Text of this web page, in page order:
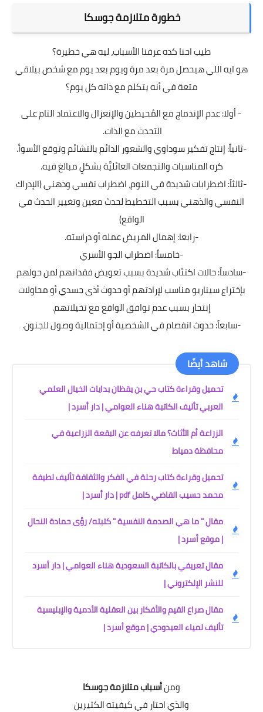
خطورة متلازمة جوسكا
طيب احنا كده عرفنا الأسباب، ليه هي خطيرة؟
هو ايه اللي هيحصل مرة بعد مرة ويوم بعد يوم مع شخص بيلاقي
متعة في أنه يتكلم مع ذاته كل يوم؟
- أولا: عدم الإندماج مع المُحيطين والإنعزال والاعتماد التام على
التحدث مع الذات.
-ثانياً: إنتاج تفكير سوداوي والشعور الدائم بالتشائم وتوقع الأسوأ.
كره المناسبات والتجمعات العائليَّة بشكلٍ مبالغ فيه.
-ثالثاً: اضطرابات شديدة في النوم، اضطراب نفسي وذهني (الإدراك
النفسي والذهني بسبب التخطيط لحدث معين وتغيير الحدث في
الواقع)
-رابعا: إهمال المريض عمله أو دراسته.
-خامساً: اضطراب الجو الأسري
-سادساً: حالات اكتئاب شديدة بسبب تعويض فقدانهم لمن حولهم
بإختراع سيناريو مناسب لإرادتهم أو حدوث أذى جسدي أو محاولات
إنتحار بسبب عدم توافق الواقع مع تخيلاتهم.
-سابعاً: حدوث انفصام في الشخصية أو إحتمالية وصول للجنون.
شاهد أيضًا
تحميل وقراءة كتاب حي بن يقظان بدايات الخيال العلمي
العربي تأليف الكاتبة هناء العوامي | دار أسرد |
الزراعة أم الأثاث؟ مالا تعرفه عن البقعة الزراعية في
محافظة دمياط
تحميل وقراءة كتاب رحلة في الفكر والثقافة تأليف لطيفة
محمد حسيب القاضي كامل pdf | دار أسرد |
مقال " ما هي الصدمة النفسية " كتبته/ رؤى حمادة النحال
| موقع أسرد |
مقال تعريفي بالكاتبة السعودية هناء العوامي | دار أسرد
للنشر الإلكتروني |
مقال صراع القيم والأفكار بين العقلية الأدمية والإبليسية
تأليف لمياء العيدودي | موقع أسرد |
ومنأسباب متلازمة جوسكا
والذي احتار في كيفيته الكثيرين